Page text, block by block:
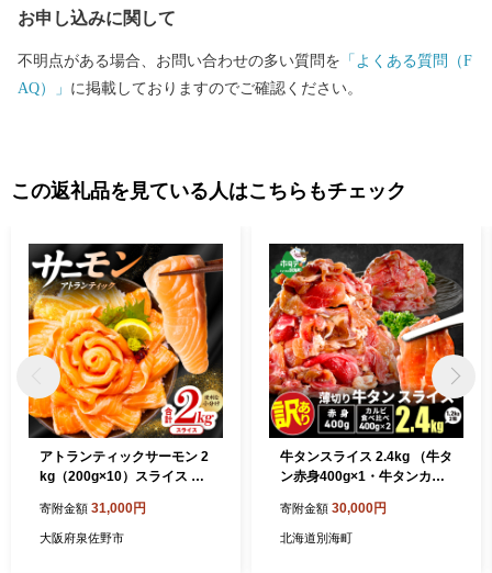
お申し込みに関して
不明点がある場合、お問い合わせの多い質問を 「よくある質問（F
AQ）」 に掲載しておりますのでご確認ください。
この返礼品を見ている人はこちらもチェック
アトランティックサーモン 2
kg（200g×10）スライス 小
寄附金額 31,000円
大阪府泉佐野市
牛タンスライス 2.4kg （牛タ
ン赤身400g×1・牛タンカル
g×2箱）
寄附金額 30,000円
北海道別海町